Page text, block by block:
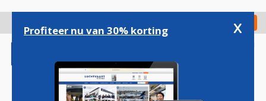
gaan
Check in
Profiteer nu van 30% korting x